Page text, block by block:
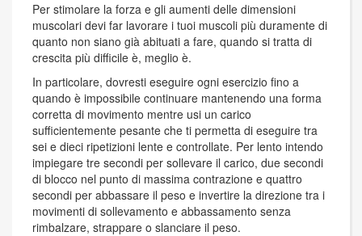
Per stimolare la forza e gli aumenti delle dimensioni
muscolari devi far lavorare i tuoi muscoli più duramente di
quanto non siano già abituati a fare, quando si tratta di
crescita più difficile è, meglio è.
In particolare, dovresti eseguire ogni esercizio fino a
quando è impossibile continuare mantenendo una forma
corretta di movimento mentre usi un carico
sufficientemente pesante che ti permetta di eseguire tra
sei e dieci ripetizioni lente e controllate. Per lento intendo
impiegare tre secondi per sollevare il carico, due secondi
di blocco nel punto di massima contrazione e quattro
secondi per abbassare il peso e invertire la direzione tra i
movimenti di sollevamento e abbassamento senza
rimbalzare, strappare o slanciare il peso.